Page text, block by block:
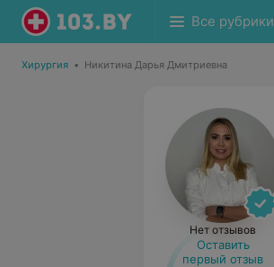
Все рубрики
Хирургия • Никитина Дарья Дмитриевна
Нет отзывов
Оставить
первый отзыв